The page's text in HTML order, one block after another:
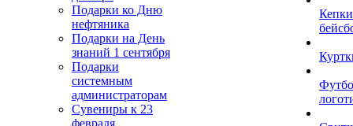
Подарки ко Дню
нефтяника
Подарки на День
знаний 1 сентября
Подарки
системным
администраторам
Сувениры к 23
февраля